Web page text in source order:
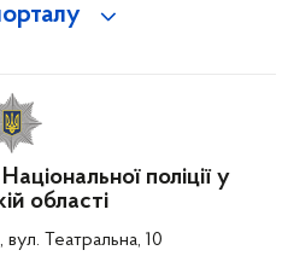
поліції у
області
вул. Театральна, 10